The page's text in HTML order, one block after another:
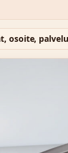
osoite,